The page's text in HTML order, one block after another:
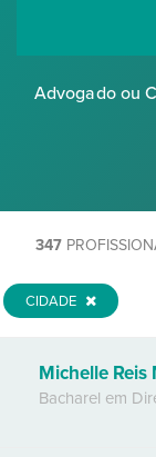
Advogado ou
347
CIDADE
Michelle Reis
Bacharel em